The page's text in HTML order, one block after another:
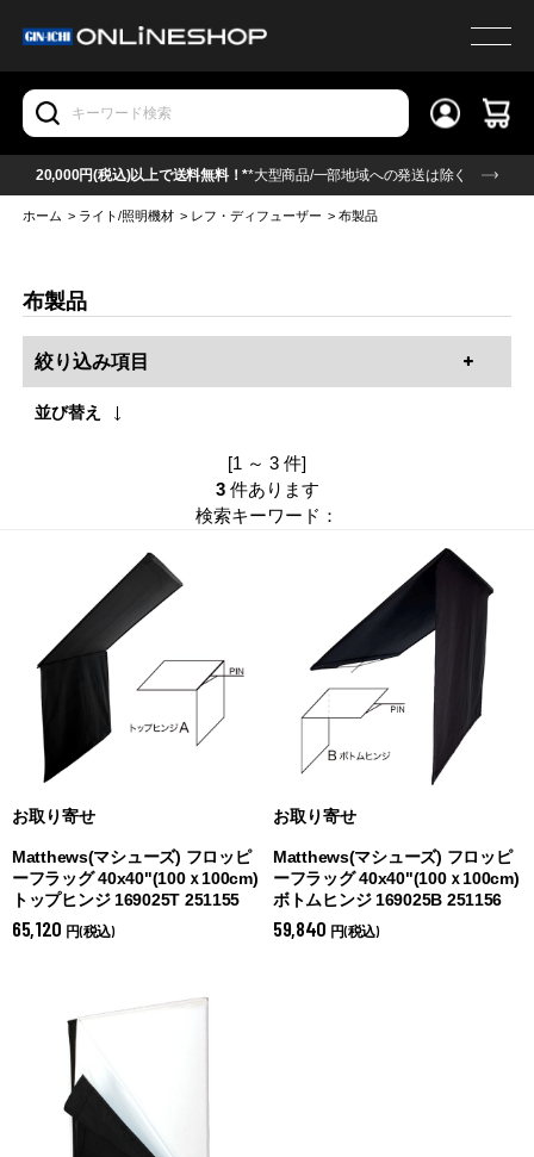
20,000円(税込)以上で送料無料！**大型商品/一部地域への発送は除く
ホーム > ライト/照明機材 > レフ・ディフューザー >布製品
布製品
絞り込み項目
並び替え
[1 ～ 3 件]
3 件あります
検索キーワード：
お取り寄せ
Matthews(マシューズ) フロッピ
ーフラッグ 40x40"(100ｘ100cm)
トップヒンジ 169025T 251155
65,120 円(税込)
お取り寄せ
Matthews(マシューズ) フロッピ
ーフラッグ 40x40"(100ｘ100cm)
ボトムヒンジ 169025B 251156
59,840 円(税込)